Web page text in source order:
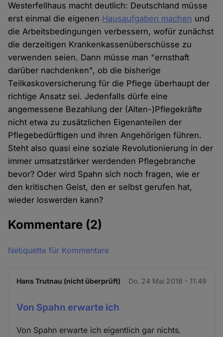
Westerfellhaus macht deutlich: Deutschland müsse
erst einmal die eigenen Hausaufgaben machen und
die Arbeitsbedingungen verbessern, wofür zunächst
die derzeitigen Krankenkassenüberschüsse zu
verwenden seien. Dann müsse man "ernsthaft
darüber nachdenken", ob die bisherige
Teilkaskoversicherung für die Pflege überhaupt der
richtige Ansatz sei. Jedenfalls dürfe eine
angemessene Bezahlung der (Alten-)Pflegekräfte
nicht etwa zu zusätzlichen Eigenanteilen der
Pflegebedürftigen und ihren Angehörigen führen.
Steht also quasi eine soziale Revolutionierung in der
immer umsatzstärker werdenden Pflegebranche
bevor? Oder wird Spahn sich noch fragen, wie er
den kritischen Geist, den er selbst gerufen hat,
wieder loswerden kann?
Kommentare (2)
Netiquette für Kommentare
Hans Trutnau (nicht überprüft) Do. 24 Mai 2018 - 11:49
Von Spahn erwarte ich
Von Spahn erwarte ich eigentlich gar nichts.